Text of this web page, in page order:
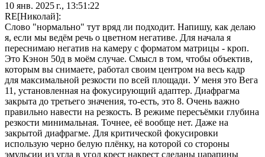
10 янв. 2025 г., 13:51:22
RE[Николай]:
Слово "нормально" тут вряд ли подходит. Напишу, как делаю
я, если мы ведём речь о цветном негативе. Для начала я
переснимаю негатив на камеру с форматом матрицы - кроп.
Это Кэнон 50д в моём случае. Смысл в том, чтобы объектив,
которым вы снимаете, работал своим центром на весь кадр
для максимальной резкости по всей площади. У меня это Вега
11, установленная на фокусирующий адаптер. Диафрагма
закрыта до третьего значения, то-есть, это 8. Очень важно
правильно навести на резкость. В режиме пересъёмки глубина
резкости минимальная. Точнее, её вообще нет. Даже на
закрытой диафрагме. Для критической фокусировки
использую черно белую плёнку, на которой со стороны
эмульсии из угла в угол крест накрест сделаны царапины